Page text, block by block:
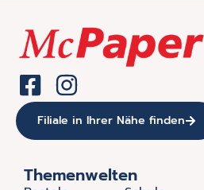
Filiale in Ihrer Nähe finden
Themenwelten